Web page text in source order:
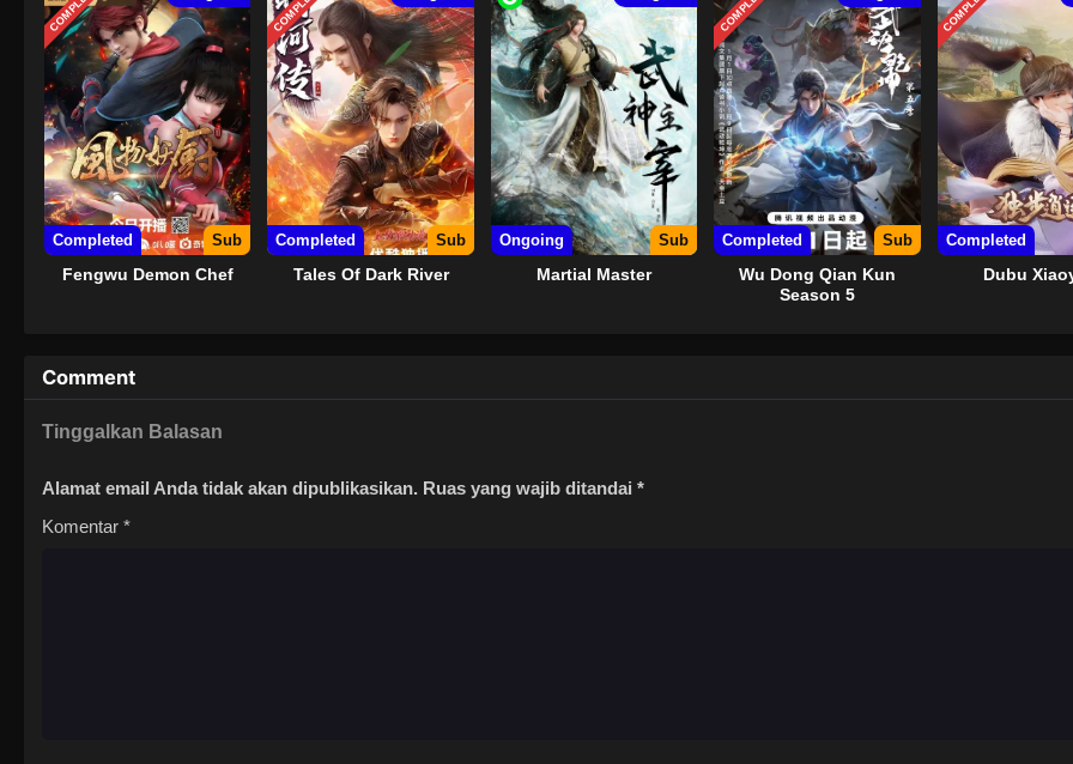
Supreme. Tan Yun, yang biasa saja, mengandalkan janin ilahi Hongmeng untuk mengubah nasibnya melawan
memiliki bakat tingkat dewa. Tan Yun pertama-tama membalaskan dendam keluarganya, dan kemudian
Huangfu Shengzong. Sejak saat itu, dia mengandalkan kebijaksanaan dan keterampilan Hongmeng Supreme
membuat kemajuan di Huangfu Shengzong, menjadi penguasa sepanjang jalan, dan akhirnya menyatukan
Selama periode ini, dia bertemu dengan bawahannya yang bereinkarnasi dan istrinya, menemukan artefak yang
gunakan ketika dia menjadi yang tertinggi, belajar tentang peristiwa-peristiwa besar dalam para dewa, dan juga
banyak keindahan yang luar biasa.
Completed Sub
Fengwu Demon Chef
Completed Sub
Tales Of Dark River
Ongoing Sub
Martial Master
Completed Sub
Wu Dong Qian Kun
Season 5
Completed
Dubu
Comment
Tinggalkan Balasan
Alamat email Anda tidak akan dipublikasikan. Ruas yang wajib ditandai *
Komentar *